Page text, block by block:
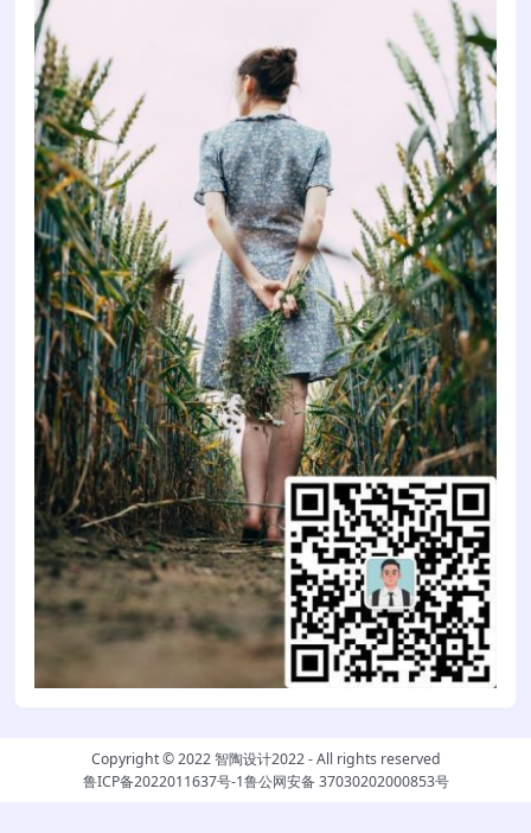
Copyright © 2022智陶设计2022- All rights reserved
鲁ICP备2022011637号-1鲁公网安备 37030202000853号